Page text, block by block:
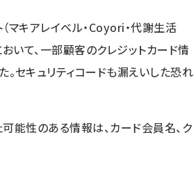
マキアレイベル・Coyori・代謝生活
いて、一部顧客のクレジットカード情
セキュリティコードも漏えいした恐れ
能性のある情報は、カード会員名、ク